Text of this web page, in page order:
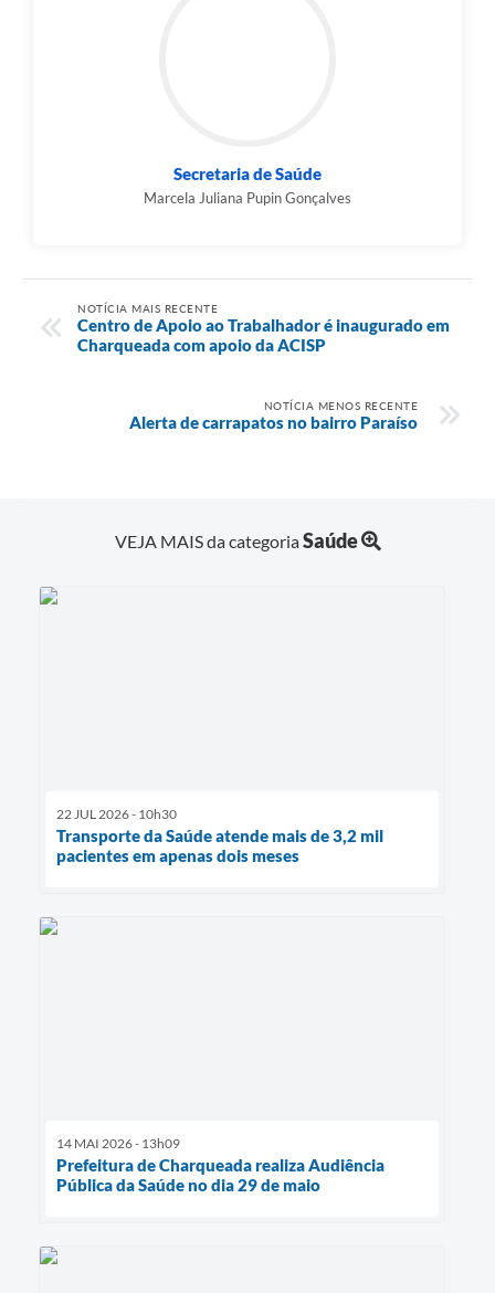
Secretaria de Saúde
Marcela Juliana Pupin Gonçalves
NOTÍCIA MAIS RECENTE
Centro de Apoio ao Trabalhador é inaugurado em
Charqueada com apoio da ACISP
NOTÍCIA MENOS RECENTE
Alerta de carrapatos no bairro Paraíso
VEJA MAIS da categoriaSaúde
22 JUL 2026 - 10h30
Transporte da Saúde atende mais de 3,2 mil
pacientes em apenas dois meses
14 MAI 2026 - 13h09
Prefeitura de Charqueada realiza Audiência
Pública da Saúde no dia 29 de maio